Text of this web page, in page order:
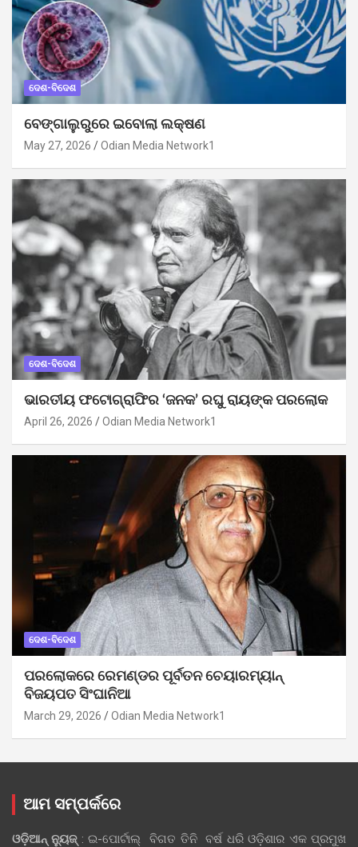
ଦେଶ-ବିଦେଶ
ବେଙ୍ଗାଲୁରୁରେ ଇବୋଲା ଲକ୍ଷଣ
May 27, 2026 Odian Media Network1
ଦେଶ-ବିଦେଶ
ଭାରତୀୟ ଫଟୋଗ୍ରାଫିର ‘ଜନକ’ ରଘୁ ରାୟଙ୍କ ପରଲୋକ
April 26, 2026 Odian Media Network1
ଦେଶ-ବିଦେଶ
ପରଲୋକରେ ରେମଣ୍ଡର ପୂର୍ବତନ ଚେୟାରମ୍ୟାନ୍
ବିଜୟପତ ସିଂଘାନିଆ
March 29, 2026 Odian Media Network1
ଆମ ସମ୍ପର୍କରେ
ଓଡ଼ିଆନ୍‍ ନ୍ୟୁଜ୍‍: ଇ-ପୋର୍ଟାଲ୍ ବିଗତ ତିନି ବର୍ଷ ଧରି ଓଡ଼ିଶାର ଏକ ପ୍ରମୁଖ